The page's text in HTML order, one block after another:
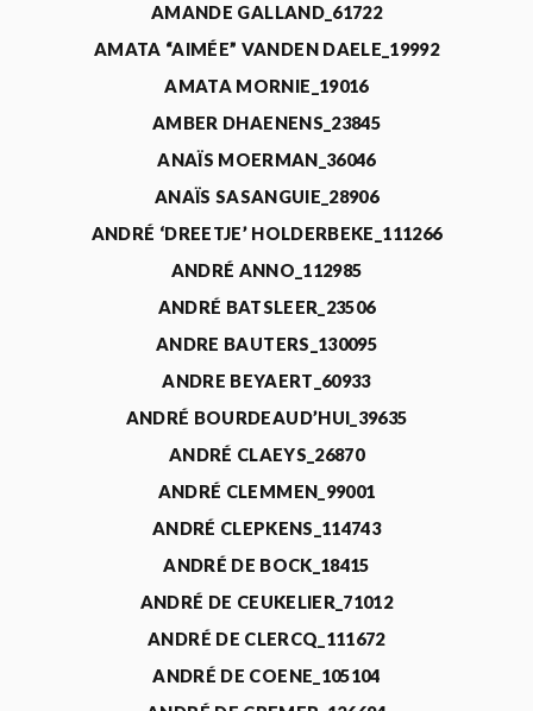
AMANDE GALLAND_61722
AMATA “AIMÉE” VANDEN DAELE_19992
AMATA MORNIE_19016
AMBER DHAENENS_23845
ANAÏS MOERMAN_36046
ANAÏS SASANGUIE_28906
ANDRÉ ‘DREETJE’ HOLDERBEKE_111266
ANDRÉ ANNO_112985
ANDRÉ BATSLEER_23506
ANDRE BAUTERS_130095
ANDRE BEYAERT_60933
ANDRÉ BOURDEAUD’HUI_39635
ANDRÉ CLAEYS_26870
ANDRÉ CLEMMEN_99001
ANDRÉ CLEPKENS_114743
ANDRÉ DE BOCK_18415
ANDRÉ DE CEUKELIER_71012
ANDRÉ DE CLERCQ_111672
ANDRÉ DE COENE_105104